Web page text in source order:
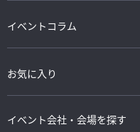
イベントコラム
お気に入り
イベント会社・会場を探す